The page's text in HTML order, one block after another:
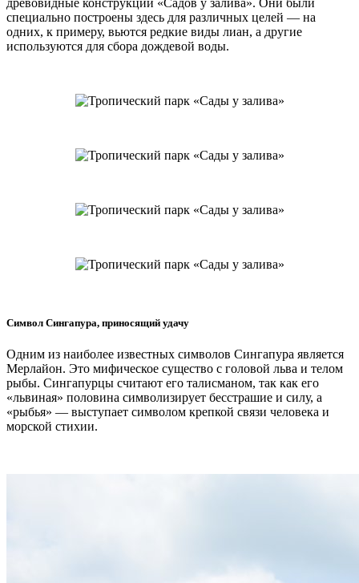
специально построены здесь для различных целей — на
одних, к примеру, вьются редкие виды лиан, а другие
используются для сбора дождевой воды.
Символ Сингапура, приносящий удачу
Одним из наиболее известных символов Сингапура является
Мерлайон. Это мифическое существо с головой льва и телом
рыбы. Сингапурцы считают его талисманом, так как его
«львиная» половина символизирует бесстрашие и силу, а
«рыбья» — выступает символом крепкой связи человека и
морской стихии.